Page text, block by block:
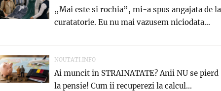
„Mai este si rochia”, mi-a spus angajata de la
curatatorie. Eu nu mai vazusem niciodata...
NOUTATI.INFO
Ai muncit in STRAINATATE? Anii NU se pierd
la pensie! Cum ii recuperezi la calcul...